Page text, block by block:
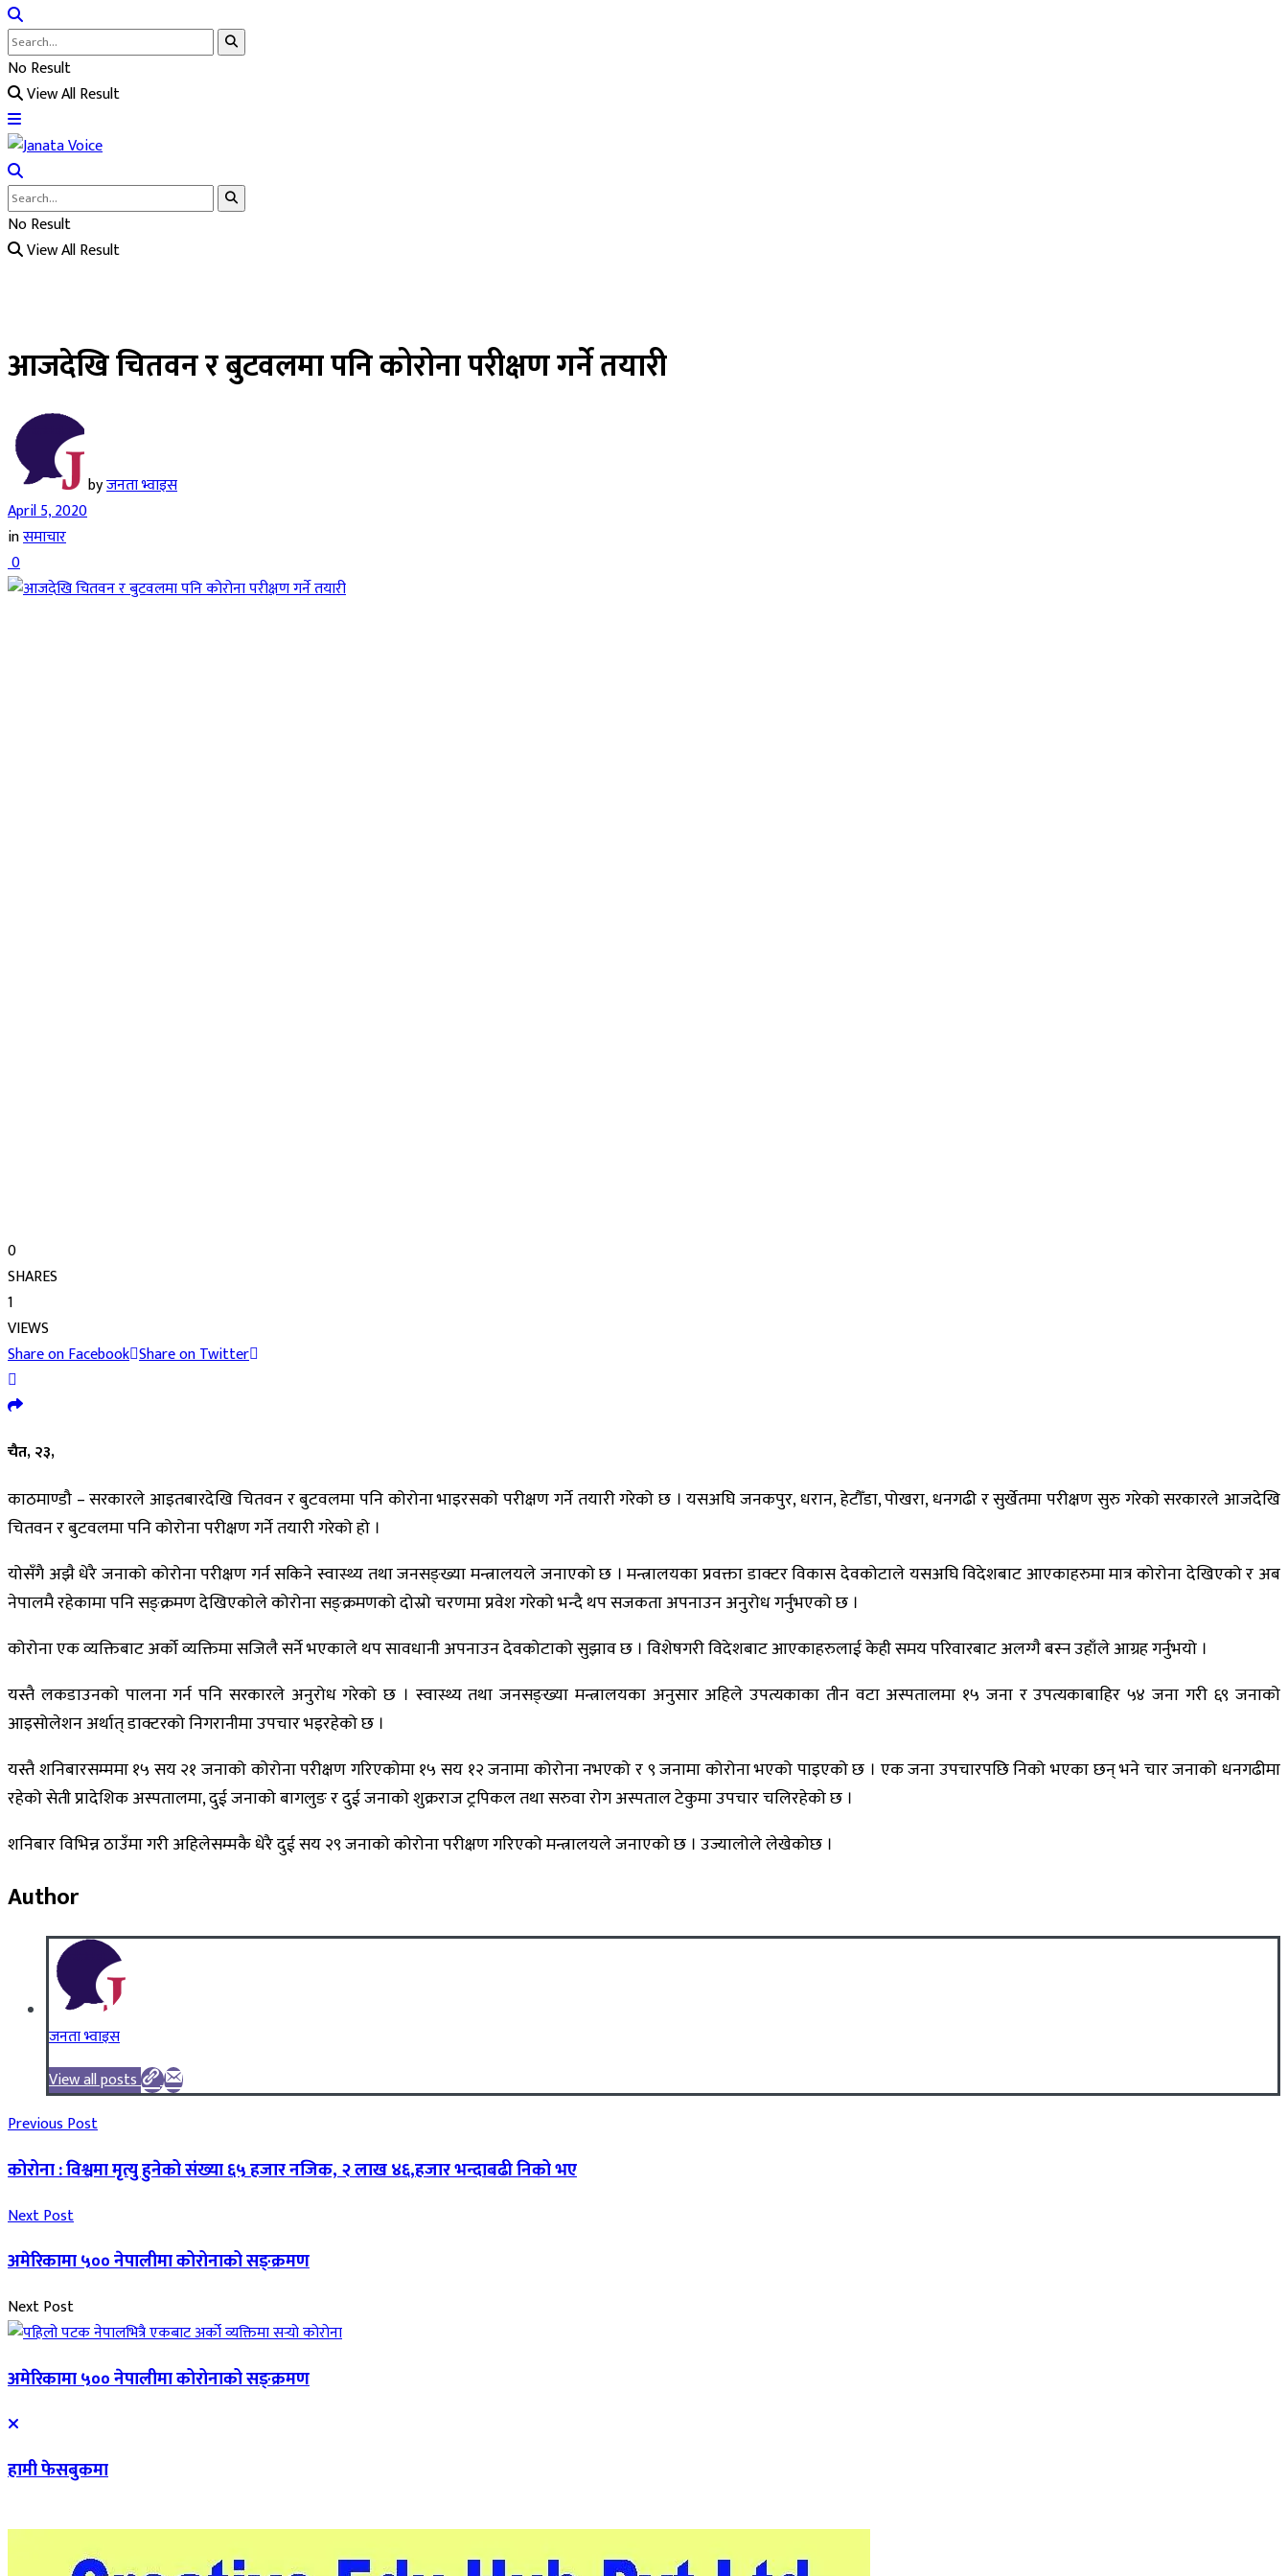
No Result
View All Result
No Result
View All Result
आजदेखि चितवन र बुटवलमा पनि कोरोना परीक्षण गर्ने तयारी
byजनता भ्वाइस
April 5, 2020
inसमाचार
0
0
SHARES
1
VIEWS
Share on Facebook Share on Twitter
चैत, २३,
काठमाण्डौ – सरकारले आइतबारदेखि चितवन र बुटवलमा पनि कोरोना भाइरसको परीक्षण गर्ने तयारी गरेको छ । यसअघि जनकपुर, धरान, हेटौँडा, पोखरा, धनगढी र सुर्खेतमा परीक्षण सुरु गरेको सरकारले आजदेखि
चितवन र बुटवलमा पनि कोरोना परीक्षण गर्ने तयारी गरेको हो ।
योसँगै अझै धेरै जनाको कोरोना परीक्षण गर्न सकिने स्वास्थ्य तथा जनसङ्ख्या मन्त्रालयले जनाएको छ । मन्त्रालयका प्रवक्ता डाक्टर विकास देवकोटाले यसअघि विदेशबाट आएकाहरुमा मात्र कोरोना देखिएको र अब
नेपालमै रहेकामा पनि सङ्क्रमण देखिएकोले कोरोना सङ्क्रमणको दोस्रो चरणमा प्रवेश गरेको भन्दै थप सजकता अपनाउन अनुरोध गर्नुभएको छ ।
कोरोना एक व्यक्तिबाट अर्को व्यक्तिमा सजिलै सर्ने भएकाले थप सावधानी अपनाउन देवकोटाको सुझाव छ । विशेषगरी विदेशबाट आएकाहरुलाई केही समय परिवारबाट अलग्गै बस्न उहाँले आग्रह गर्नुभयो ।
यस्तै लकडाउनको पालना गर्न पनि सरकारले अनुरोध गरेको छ । स्वास्थ्य तथा जनसङ्ख्या मन्त्रालयका अनुसार अहिले उपत्यकाका तीन वटा अस्पतालमा १५ जना र उपत्यकाबाहिर ५४ जना गरी ६९ जनाको
आइसोलेशन अर्थात् डाक्टरको निगरानीमा उपचार भइरहेको छ ।
यस्तै शनिबारसम्ममा १५ सय २१ जनाको कोरोना परीक्षण गरिएकोमा १५ सय १२ जनामा कोरोना नभएको र ९ जनामा कोरोना भएको पाइएको छ । एक जना उपचारपछि निको भएका छन् भने चार जनाको धनगढीमा
रहेको सेती प्रादेशिक अस्पतालमा, दुई जनाको बागलुङ र दुई जनाको शुक्रराज ट्रपिकल तथा सरुवा रोग अस्पताल टेकुमा उपचार चलिरहेको छ ।
शनिबार विभिन्न ठाउँमा गरी अहिलेसम्मकै धेरै दुई सय २९ जनाको कोरोना परीक्षण गरिएको मन्त्रालयले जनाएको छ । उज्यालोले लेखेकोछ ।
Author
जनता भ्वाइस
View all posts
Previous Post
कोरोना : विश्वमा मृत्यु हुनेको संख्या ६५ हजार नजिक, २ लाख ४६,हजार भन्दाबढी निको भए
Next Post
अमेरिकामा ५०० नेपालीमा कोरोनाको सङ्क्रमण
Next Post
अमेरिकामा ५०० नेपालीमा कोरोनाको सङ्क्रमण
हामी फेसबुकमा